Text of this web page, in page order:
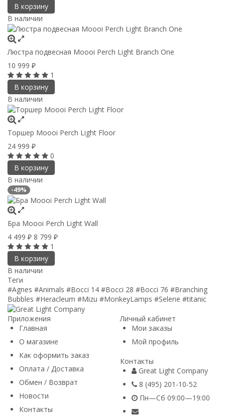
В корзину
В наличии
Люстра подвесная Moooi Perch Light Branch One
10 999 ₽
1
В корзину
В наличии
Торшер Moooi Perch Light Floor
24 999 ₽
0
В корзину
В наличии
-49%
Бра Moooi Perch Light Wall
4 499 ₽ 8 799 ₽
1
В корзину
В наличии
Теги
#Agnes #Animals #Bocci 14 #Bocci 28 #Bocci 76 #Branching
Bubbles #Heracleum #Mizu #MonkeyLamps #Selene #titanic
Приложения
Главная
О магазине
Как оформить заказ
Оплата / Доставка
Обмен / Возврат
Новости
Контакты
Личный кабинет
Мои заказы
Мой профиль
Контакты
Great Light Company
8 (495) 201-10-52
Пн—Сб 09:00—19:00